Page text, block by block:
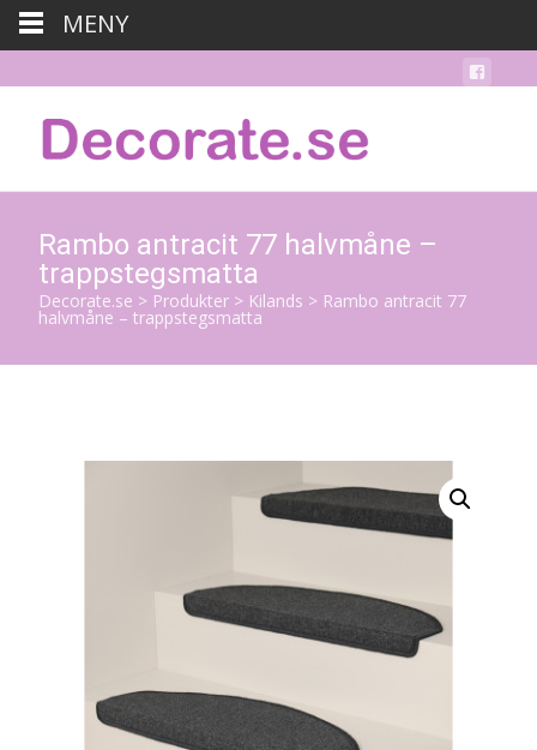
Rambo antracit 77 halvmåne –
trappstegsmatta
Decorate.se > Produkter > Kilands > Rambo antracit 77
halvmåne – trappstegsmatta
MENY